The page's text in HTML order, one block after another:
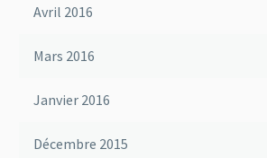
Avril 2016
Mars 2016
Janvier 2016
Décembre 2015